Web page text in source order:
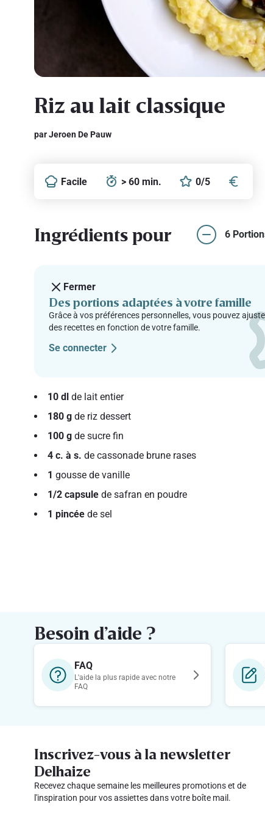
Riz au lait classique
par Jeroen De Pauw
Facile > 60 min. 0/5
Ingrédients pour 6
Fermer
Des portions adaptées à votre famille
Grâce à vos préférences personnelles, vous pouvez
des recettes en fonction de votre famille.
Se connecter
10 dl de lait entier
180 g de riz dessert
100 g de sucre fin
4 c. à s. de cassonade brune rases
1gousse de vanille
1/2 capsule de safran en poudre
1 pincée de sel
Besoin d’aide ?
FAQ
L'aide la plus rapide avec notre
FAQ
Inscrivez-vous à la newsletter
Delhaize
Recevez chaque semaine les meilleures promotions et de
l'inspiration pour vos assiettes dans votre boîte mail.